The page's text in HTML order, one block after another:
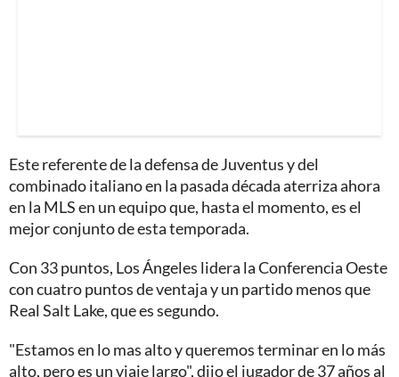
Este referente de la defensa de Juventus y del
combinado italiano en la pasada década aterriza ahora
en la MLS en un equipo que, hasta el momento, es el
mejor conjunto de esta temporada.
Con 33 puntos, Los Ángeles lidera la Conferencia Oeste
con cuatro puntos de ventaja y un partido menos que
Real Salt Lake, que es segundo.
"Estamos en lo mas alto y queremos terminar en lo más
alto, pero es un viaje largo", dijo el jugador de 37 años al